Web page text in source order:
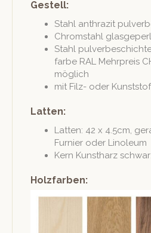
Gestell:
Stahl anthraz­it
Chrom­stahl
Stahl
farbe RAL Mehrpreis
möglich
mit Filz- oder
Latten:
Lat­ten: 42 x 4.5cm,
Furnier oder Linoleum
Kern Kun­stharz
Holzfarben: